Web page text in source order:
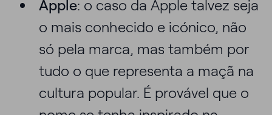
Apple: o caso da Apple talvez seja
o mais conhecido e icónico, não
só pela marca, mas também por
tudo o que representa a maçã na
cultura popular. É provável que o